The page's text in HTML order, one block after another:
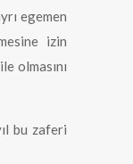
egemen
izin
olmasını
bu zaferi